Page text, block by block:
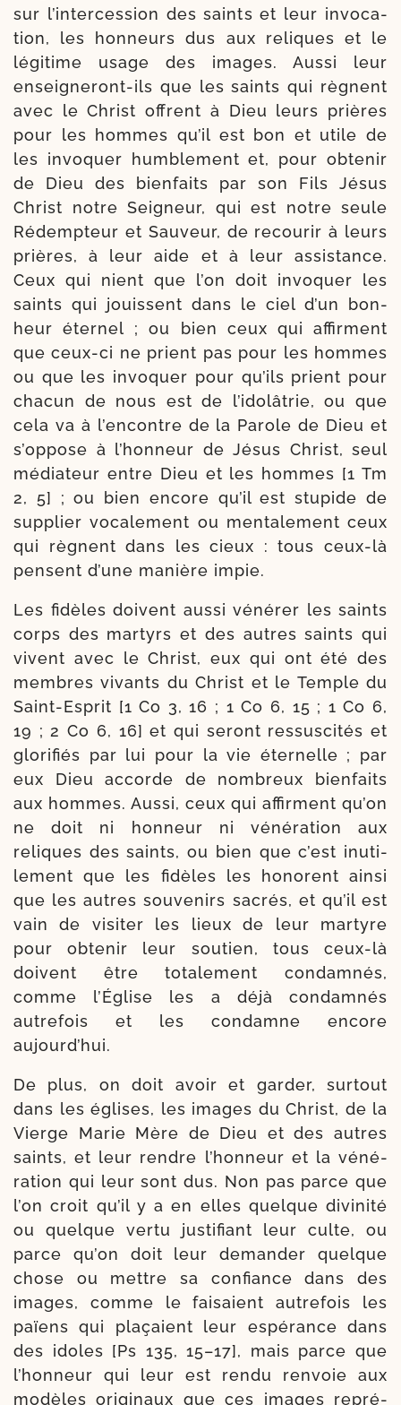
sur l’intercession des saints et leur invo­ca­
tion, les hon­neurs dus aux reliques et le
légi­time usage des images. Aussi leur
enseigneront-​ils que les saints qui règnent
avec le Christ offrent à Dieu leurs prières
pour les hommes qu’il est bon et utile de
les invo­quer hum­ble­ment et, pour obte­nir
de Dieu des bien­faits par son Fils Jésus
Christ notre Seigneur, qui est notre seule
Rédempteur et Sauveur, de recou­rir à leurs
prières, à leur aide et à leur assis­tance.
Ceux qui nient que l’on doit invo­quer les
saints qui jouissent dans le ciel d’un bon­
heur éter­nel ; ou bien ceux qui affirment
que ceux-​ci ne prient pas pour les hommes
ou que les invo­quer pour qu’ils prient pour
cha­cun de nous est de l’idolâtrie, ou que
cela va à l’encontre de la Parole de Dieu et
s’oppose à l’honneur de Jésus Christ, seul
média­teur entre Dieu et les hommes [1 Tm
2, 5] ; ou bien encore qu’il est stu­pide de
sup­plier voca­le­ment ou men­ta­le­ment ceux
qui règnent dans les cieux : tous ceux-​là
pensent d’une manière impie.
Les fidèles doivent aus­si véné­rer les saints
corps des mar­tyrs et des autres saints qui
vivent avec le Christ, eux qui ont été des
membres vivants du Christ et le Temple du
Saint-​Esprit [1 Co 3, 16 ; 1 Co 6, 15 ; 1 Co 6,
19 ; 2 Co 6, 16] et qui seront res­sus­ci­tés et
glo­ri­fiés par lui pour la vie éter­nelle ; par
eux Dieu accorde de nom­breux bien­faits
aux hommes. Aussi, ceux qui affirment qu’on
ne doit ni hon­neur ni véné­ra­tion aux
reliques des saints, ou bien que c’est inuti­
le­ment que les fidèles les honorent ain­si
que les autres sou­ve­nirs sacrés, et qu’il est
vain de visi­ter les lieux de leur mar­tyre
pour obte­nir leur sou­tien, tous ceux-​là
doivent être tota­le­ment condam­nés,
comme l’Église les a déjà condam­nés
autre­fois et les condamne encore
aujourd’hui.
De plus, on doit avoir et gar­der, sur­tout
dans les églises, les images du Christ, de la
Vierge Marie Mère de Dieu et des autres
saints, et leur rendre l’honneur et la véné­
ra­tion qui leur sont dus. Non pas parce que
l’on croit qu’il y a en elles quelque divi­ni­té
ou quelque ver­tu jus­ti­fiant leur culte, ou
parce qu’on doit leur deman­der quelque
chose ou mettre sa confiance dans des
images, comme le fai­saient autre­fois les
païens qui pla­çaient leur espé­rance dans
des idoles [Ps 135, 15–17], mais parce que
l’honneur qui leur est ren­du ren­voie aux
modèles ori­gi­naux que ces images repré­